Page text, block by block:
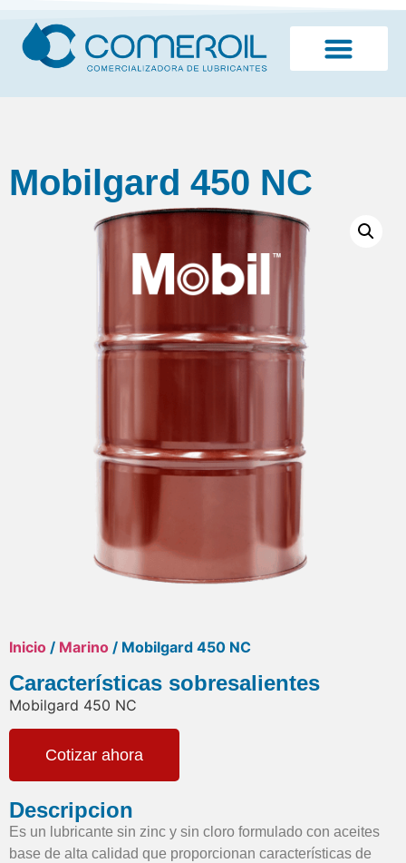
Mobilgard 450 NC
Inicio / Marino / Mobilgard 450 NC
Características sobresalientes
Mobilgard 450 NC
Cotizar ahora
Descripcion
Es un lubricante sin zinc y sin cloro formulado con aceites
base de alta calidad que proporcionan características de